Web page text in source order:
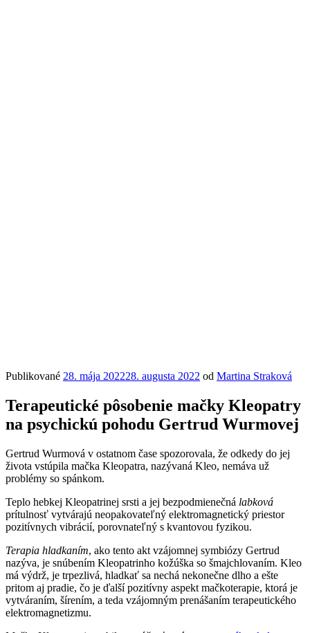
Publikované 28. mája 202228. augusta 2022 od Martina Straková
Terapeutické pôsobenie mačky Kleopatry
na psychickú pohodu Gertrud Wurmovej
Gertrud Wurmová v ostatnom čase spozorovala, že odkedy do jej
života vstúpila mačka Kleopatra, nazývaná Kleo, nemáva už
problémy so spánkom.
Teplo hebkej Kleopatrinej srsti a jej bezpodmienečná labková
prítulnosť vytvárajú neopakovateľný elektromagnetický priestor
pozitívnych vibrácií, porovnateľný s kvantovou fyzikou.
Terapia hladkaním, ako tento akt vzájomnej symbiózy Gertrud
nazýva, je snúbením Kleopatrinho kožúška so šmajchlovaním. Kleo
má výdrž, je trpezlivá, hladkať sa nechá nekonečne dlho a ešte
pritom aj pradie, čo je ďalší pozitívny aspekt mačkoterapie, ktorá je
vytváraním, šírením, a teda vzájomným prenášaním terapeutického
elektromagnetizmu.